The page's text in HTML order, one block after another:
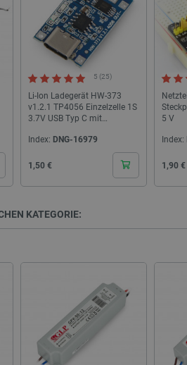
5 (25)
Li-Ion Ladegerät HW-373
v1.2.1 TP4056 Einzelzelle 1S
3.7V USB Typ C mit
Index: DNG-16979
Cena
1,50 €
5 V
Index:
Cena
1,90 €
KATEGORIE:
CookieScript
2
.botland.de